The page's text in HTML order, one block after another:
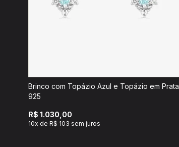
Brinco com Topázio Azul e Topázio em Prata
925
R$ 1.030,00
10x de R$ 103 sem juros